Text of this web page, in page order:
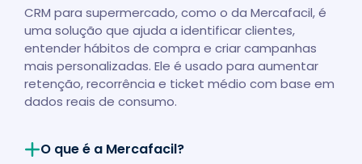
CRM para supermercado, como o da Mercafacil, é
uma solução que ajuda a identificar clientes,
entender hábitos de compra e criar campanhas
mais personalizadas. Ele é usado para aumentar
retenção, recorrência e ticket médio com base em
dados reais de consumo.
O que é a Mercafacil?